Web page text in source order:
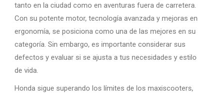
tanto en la ciudad como en aventuras fuera de carretera.
Con su potente motor, tecnología avanzada y mejoras en
ergonomía, se posiciona como una de las mejores en su
categoría. Sin embargo, es importante considerar sus
defectos y evaluar si se ajusta a tus necesidades y estilo
de vida.
Honda sigue superando los límites de los maxiscooters,